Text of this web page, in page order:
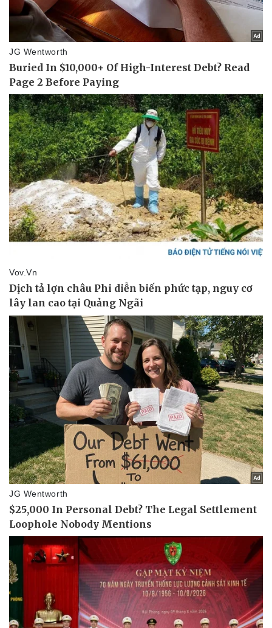
Vụ án
Tin nóng
Tư vấn luật
Quân sự - Quốc phòng
Vũ khí
Việt Nam
Phân tích